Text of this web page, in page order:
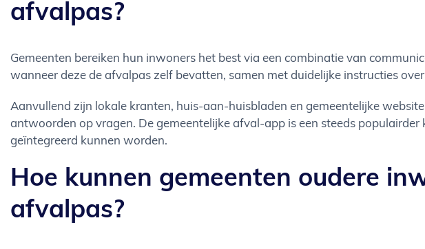
afvalpas?
Gemeenten bereiken hun inwoners het best via een combinatie van
wanneer deze de afvalpas zelf bevatten, samen met duidelijke instructies
Aanvullend zijn lokale kranten, huis-aan-huisbladen en gemeentelijke
antwoorden op vragen. De gemeentelijke afval-app is een steeds
geïntegreerd kunnen worden.
Hoe kunnen gemeenten oudere
afvalpas?